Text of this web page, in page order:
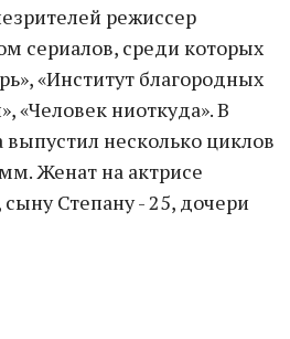
режиссер
сериалов, среди которых
«Институт благородных
«Человек ниоткуда». В
несколько циклов
Женат на актрисе
Степану - 25, дочери